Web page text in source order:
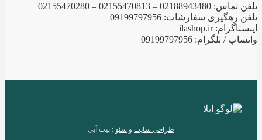
تلفن تماس: 02188943480 – 02155470813 – 02155470280
تلفن رهگیری سفارشات: 09199797956
اینستاگرام: ilashop.ir
واتساپ / تلگرام: 09199797956
طراحی سایت و سئو : بیت آبی